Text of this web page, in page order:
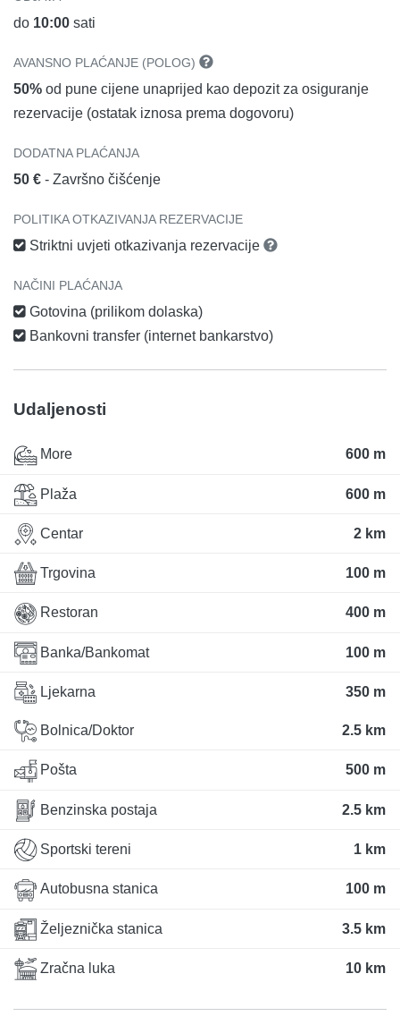
do 10:00 sati
AVANSNO PLAĆANJE (POLOG)
50% od pune cijene unaprijed kao depozit za osiguranje
rezervacije (ostatak iznosa prema dogovoru)
DODATNA PLAĆANJA
50 € - Završno čišćenje
POLITIKA OTKAZIVANJA REZERVACIJE
Striktni uvjeti otkazivanja rezervacije
NAČINI PLAĆANJA
Gotovina (prilikom dolaska)
Bankovni transfer (internet bankarstvo)
Udaljenosti
More 600 m
Plaža 600 m
Centar 2 km
Trgovina 100 m
Restoran 400 m
Banka/Bankomat 100 m
Ljekarna 350 m
Bolnica/Doktor 2.5 km
Pošta 500 m
Benzinska postaja 2.5 km
Sportski tereni 1 km
Autobusna stanica 100 m
Željeznička stanica 3.5 km
Zračna luka 10 km